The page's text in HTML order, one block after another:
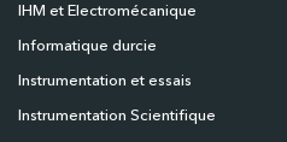
IHM et Electromécanique
Informatique durcie
Instrumentation et essais
Instrumentation Scientifique